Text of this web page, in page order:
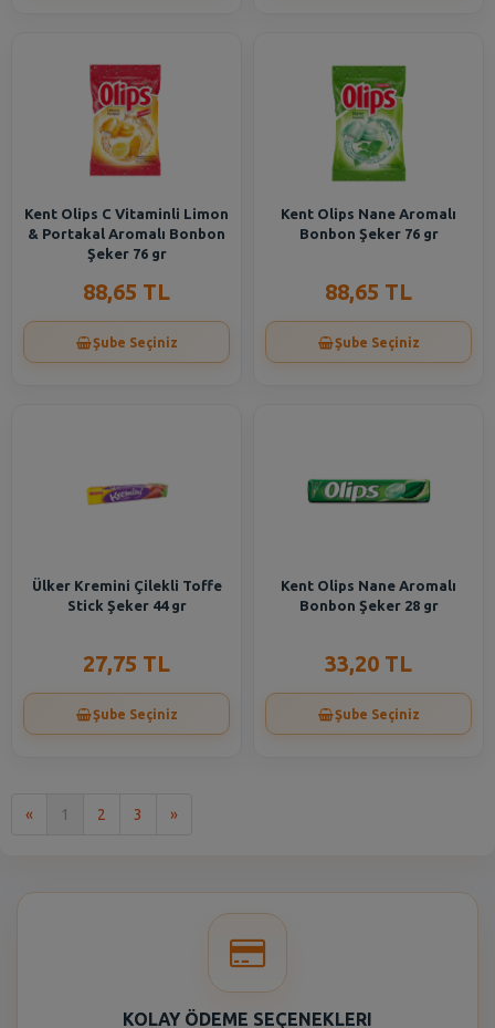
Kent Olips C Vitaminli Limon
& Portakal Aromalı Bonbon
Şeker 76 gr
88,65 TL
Şube Seçiniz
Kent Olips Nane Aromalı
Bonbon Şeker 76 gr
88,65 TL
Şube Seçiniz
Ülker Kremini Çilekli Toffe
Stick Şeker 44 gr
27,75 TL
Şube Seçiniz
Kent Olips Nane Aromalı
Bonbon Şeker 28 gr
33,20 TL
Şube Seçiniz
« 1 2 3 »Son
KOLAY ÖDEME SEÇENEKLERI